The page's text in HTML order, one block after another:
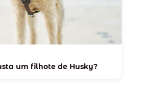
um filhote de Husky?